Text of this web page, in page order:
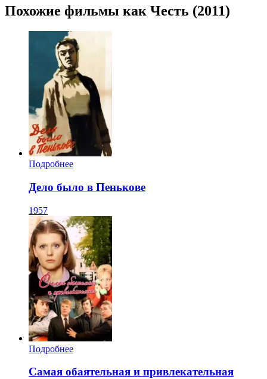
Похожие фильмы как Честь (2011)
Подробнее
Дело было в Пенькове
1957
Подробнее
Самая обаятельная и привлекательная